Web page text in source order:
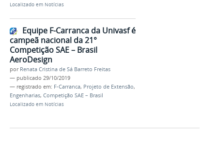
Localizado em Notícias
Equipe F-Carranca da Univasf é
campeã nacional da 21°
Competição SAE – Brasil
AeroDesign
por Renata Cristina de Sá Barreto Freitas
— publicado 29/10/2019
— registrado em: F-Carranca, Projeto de Extensão,
Engenharias, Competição SAE – Brasil
Localizado em Notícias